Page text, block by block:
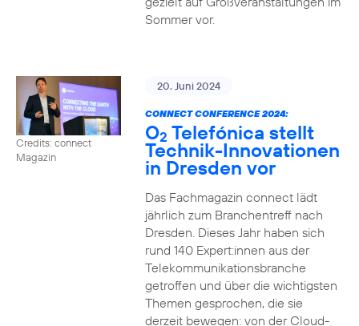
Sommer vor.
Credits: connect
Magazin
20. Juni 2024
CONNECT CONFERENCE 2024:
O2 Telefónica stellt
Technik-Innovationen
in Dresden vor
Das Fachmagazin connect lädt
jährlich zum Branchentreff nach
Dresden. Dieses Jahr haben sich
rund 140 Expert:innen aus der
Telekommunikationsbranche
getroffen und über die wichtigsten
Themen gesprochen, die sie
derzeit bewegen: von der Cloud-